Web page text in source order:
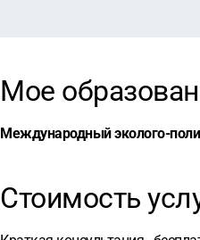
Мое
Международный эколого-
Стоимость